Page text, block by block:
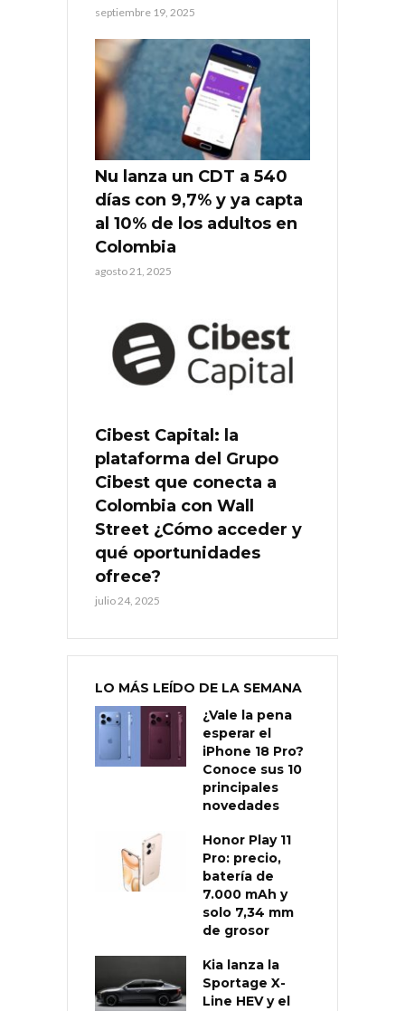
septiembre 19, 2025
Nu lanza un CDT a 540
días con 9,7% y ya capta
al 10% de los adultos en
Colombia
agosto 21, 2025
Cibest Capital: la
plataforma del Grupo
Cibest que conecta a
Colombia con Wall
Street ¿Cómo acceder y
qué oportunidades
ofrece?
julio 24, 2025
LO MÁS LEÍDO DE LA SEMANA
¿Vale la pena
esperar el
iPhone 18 Pro?
Conoce sus 10
principales
novedades
Honor Play 11
Pro: precio,
batería de
7.000 mAh y
solo 7,34 mm
de grosor
Kia lanza la
Sportage X-
Line HEV y el